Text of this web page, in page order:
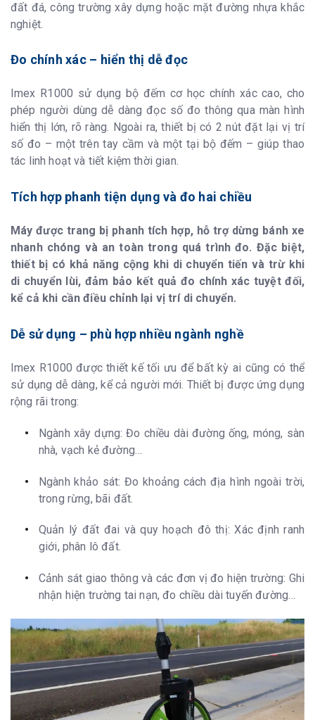
đất đá, công trường xây dựng hoặc mặt đường nhựa khắc
nghiệt.
Đo chính xác – hiển thị dễ đọc
Imex R1000 sử dụng bộ đếm cơ học chính xác cao, cho
phép người dùng dễ dàng đọc số đo thông qua màn hình
hiển thị lớn, rõ ràng. Ngoài ra, thiết bị có 2 nút đặt lại vị trí
số đo – một trên tay cầm và một tại bộ đếm – giúp thao
tác linh hoạt và tiết kiệm thời gian.
Tích hợp phanh tiện dụng và đo hai chiều
Máy được trang bị phanh tích hợp, hỗ trợ dừng bánh xe
nhanh chóng và an toàn trong quá trình đo. Đặc biệt,
thiết bị có khả năng cộng khi di chuyển tiến và trừ khi
di chuyển lùi, đảm bảo kết quả đo chính xác tuyệt đối,
kể cả khi cần điều chỉnh lại vị trí di chuyển.
Dễ sử dụng – phù hợp nhiều ngành nghề
Imex R1000 được thiết kế tối ưu để bất kỳ ai cũng có thể
sử dụng dễ dàng, kể cả người mới. Thiết bị được ứng dụng
rộng rãi trong:
Ngành xây dựng: Đo chiều dài đường ống, móng, sàn
nhà, vạch kẻ đường…
Ngành khảo sát: Đo khoảng cách địa hình ngoài trời,
trong rừng, bãi đất.
Quản lý đất đai và quy hoạch đô thị: Xác định ranh
giới, phân lô đất.
Cảnh sát giao thông và các đơn vị đo hiện trường: Ghi
nhận hiện trường tai nạn, đo chiều dài tuyến đường…